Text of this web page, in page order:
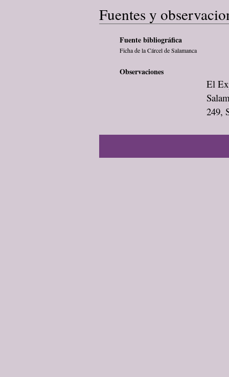
Fuentes y
Fuente bibliográfica
Ficha de la Cárcel de Salamanca
Observaciones
El
249,